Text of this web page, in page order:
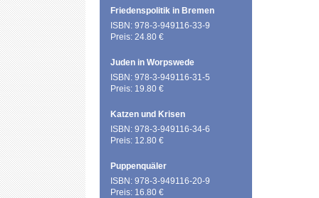
Friedenspolitik in Bremen
ISBN: 978-3-949116-33-9
Preis: 24.80 €
Juden in Worpswede
ISBN: 978-3-949116-31-5
Preis: 19.80 €
Katzen und Krisen
ISBN: 978-3-949116-34-6
Preis: 12.80 €
Puppenquäler
ISBN: 978-3-949116-20-9
Preis: 16.80 €